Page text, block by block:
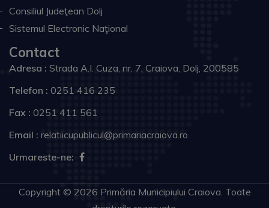
Consiliul Judeţean Dolj
Sistemul Electronic Naţional
Contact
Adresa : Strada A.I. Cuza, nr. 7, Craiova, Dolj, 200585
Telefon : 0251 416 235
Fax : 0251 411 561
Email : relatiicupublicul@primariacraiova.ro
Urmareste-ne:
Copyright © 2026 Primăria Municipiului Craiova. Toate